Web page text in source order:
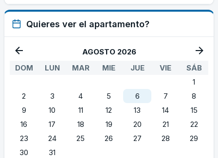
Quieres ver el apartamento?
AGOSTO 2026
DOM
LUN MAR MIE JUE VIE
SÁB
1
2
3 4 5 6 7
8
9
10 11 12 13 14
15
16
17 18 19 20 21
22
23
24 25 26 27 28
29
30
31